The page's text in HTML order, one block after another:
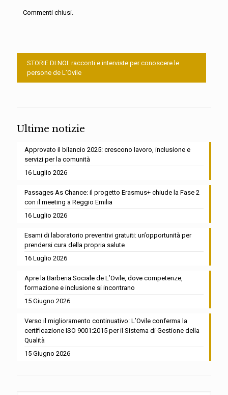
Commenti chiusi.
STORIE DI NOI: racconti e interviste per conoscere le
persone de L’Ovile
Ultime notizie
Approvato il bilancio 2025: crescono lavoro, inclusione e
servizi per la comunità
16 Luglio 2026
Passages As Chance: il progetto Erasmus+ chiude la Fase 2
con il meeting a Reggio Emilia
16 Luglio 2026
Esami di laboratorio preventivi gratuiti: un’opportunità per
prendersi cura della propria salute
16 Luglio 2026
Apre la Barberia Sociale de L’Ovile, dove competenze,
formazione e inclusione si incontrano
15 Giugno 2026
Verso il miglioramento continuativo: L’Ovile conferma la
certificazione ISO 9001:2015 per il Sistema di Gestione della
Qualità
15 Giugno 2026